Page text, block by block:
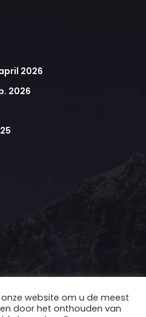
2026
2026
website om u de meest
door het onthouden van